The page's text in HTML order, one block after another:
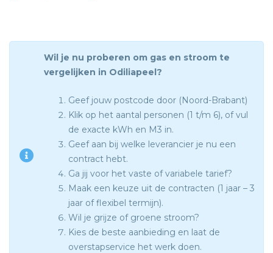
Wil je nu proberen om gas en stroom te
vergelijken in Odiliapeel?
Geef jouw postcode door (Noord-Brabant)
Klik op het aantal personen (1 t/m 6), of vul
de exacte kWh en M3 in.
Geef aan bij welke leverancier je nu een
contract hebt.
Ga jij voor het vaste of variabele tarief?
Maak een keuze uit de contracten (1 jaar – 3
jaar of flexibel termijn).
Wil je grijze of groene stroom?
Kies de beste aanbieding en laat de
overstapservice het werk doen.